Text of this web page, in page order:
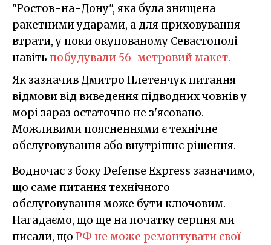
"Ростов-на-Дону", яка була знищена
ракетними ударами, а для приховування
втрати, у поки окупованому Севастополі
навіть побудували 56-метровий макет.
Як зазначив Дмитро Плетенчук питання
відмови від виведення підводних човнів у
морі зараз остаточно не з'ясовано.
Можливими поясненнями є технічне
обслуговування або внутрішнє рішення.
Водночас з боку Defense Express зазначимо,
що саме питання технічного
обслуговування може бути ключовим.
Нагадаємо, що ще на початку серпня ми
писали, що РФ не може ремонтувати свої